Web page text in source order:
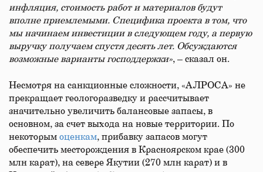
инфляция, стоимость работ и материалов будут
вполне приемлемыми. Специфика проекта в том, что
мы начинаем инвестиции в следующем году, а первую
выручку получаем спустя десять лет. Обсуждаются
возможные варианты господдержки», – сказал он.
Несмотря на санкционные сложности, «АЛРОСА» не
прекращает геологоразведку и рассчитывает
значительно увеличить балансовые запасы, в
основном, за счет выхода на новые территории. По
некоторым оценкам, прибавку запасов могут
обеспечить месторождения в Красноярском крае (300
млн карат), на севере Якутии (270 млн карат) и в